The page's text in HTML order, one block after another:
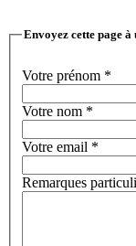
Envoyez cette page à
Votre prénom *
Votre nom *
Votre email *
Remarques